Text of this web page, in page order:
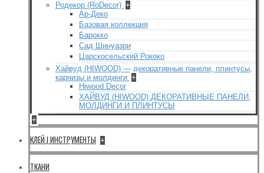
Родекор (RoDecor) +
Ар-Деко
Базовая коллекция
Барокко
Сад Шинуазри
Царскосельский Рококо
Хайвуд (HIWOOD) — декоративные панели, плинтусы,
карнизы и молдинги +
Hiwood Decor
ХАЙВУД (HIWOOD) ДЕКОРАТИВНЫЕ ПАНЕЛИ,
МОЛДИНГИ И ПЛИНТУСЫ
+
КЛЕЙ | ИНСТРУМЕНТЫ +
ТКАНИ